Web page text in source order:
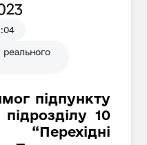
підпункту
10